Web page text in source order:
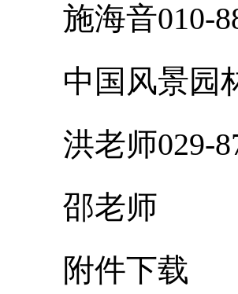
施海音010-
中国风景园林
洪老师029-
邵老师
附件下载